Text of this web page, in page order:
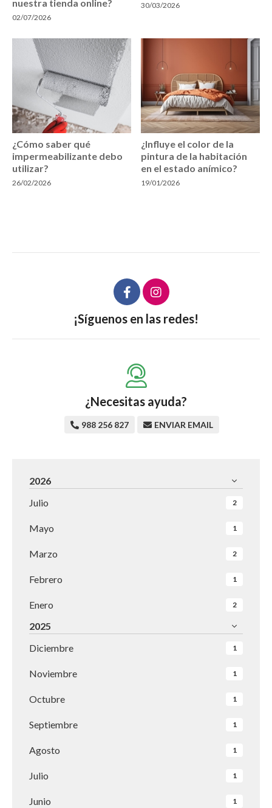
nuestra tienda online?
02/07/2026
30/03/2026
¿Cómo saber qué
impermeabilizante debo
utilizar?
26/02/2026
¿Influye el color de la
pintura de la habitación
en el estado anímico?
19/01/2026
¡Síguenos en las redes!
¿Necesitas ayuda?
988 256 827 ENVIAR EMAIL
2026
Julio
2
Mayo 1
Marzo 2
Febrero 1
Enero 2
2025
Diciembre
1
Noviembre 1
Octubre 1
Septiembre 1
Agosto 1
Julio 1
Junio 1